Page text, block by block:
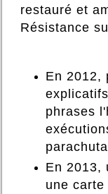
restauré et
Résistance
En 2012,
phrases
En 2013,
une